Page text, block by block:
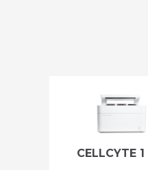
CELLCYTE 1